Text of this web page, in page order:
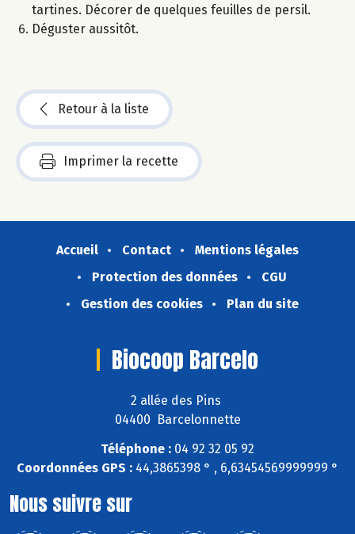
tartines. Décorer de quelques feuilles de persil.
Déguster aussitôt.
Retour à la liste
Imprimer la recette
Accueil Contact
Mentions légales
Protection des données
CGU
Gestion des cookies
Plan du site
Biocoop Barcelo
2 allée des Pins
04400 Barcelonnette
Téléphone : 04 92 32 05 92
Coordonnées GPS : 44,3865398 ° , 6,63454569999999 °
Nous suivre sur